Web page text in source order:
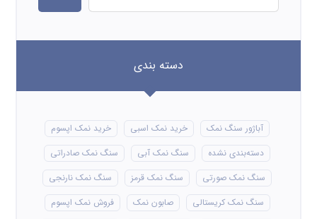
دسته بندی
آباژور سنگ نمک خرید نمک اسبی
خرید نمک اپسوم
دسته‌بندی نشده
سنگ نمک آبی
سنگ نمک صادراتی
سنگ نمک صورتی
سنگ نمک قرمز
سنگ نمک نارنجی
سنگ نمک کریستالی
صابون نمک
فروش نمک اپسوم